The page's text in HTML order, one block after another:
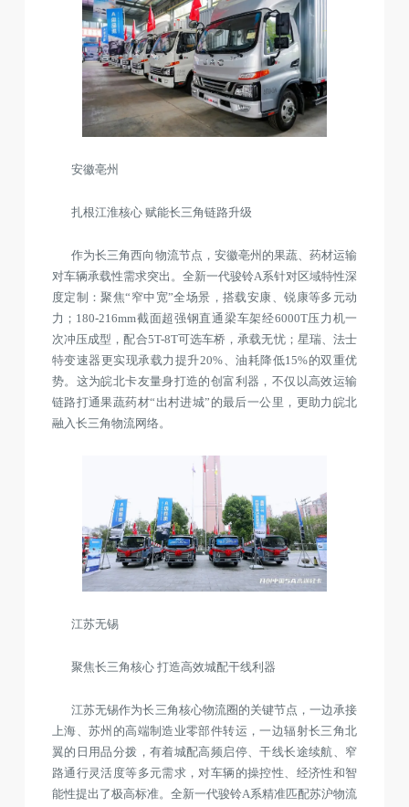
安徽亳州
扎根江淮核心 赋能长三角链路升级
作为长三角西向物流节点，安徽亳州的果蔬、药材运输
对车辆承载性需求突出。全新一代骏铃A系针对区域特性深
度定制：聚焦“窄中宽”全场景，搭载安康、锐康等多元动
力；180-216mm截面超强钢直通梁车架经6000T压力机一
次冲压成型，配合5T-8T可选车桥，承载无忧；星瑞、法士
特变速器更实现承载力提升20%、油耗降低15%的双重优
势。这为皖北卡友量身打造的创富利器，不仅以高效运输
链路打通果蔬药材“出村进城”的最后一公里，更助力皖北
融入长三角物流网络。
江苏无锡
聚焦长三角核心 打造高效城配干线利器
江苏无锡作为长三角核心物流圈的关键节点，一边承接
上海、苏州的高端制造业零部件转运，一边辐射长三角北
翼的日用品分拨，有着城配高频启停、干线长途续航、窄
路通行灵活度等多元需求，对车辆的操控性、经济性和智
能性提出了极高标准。全新一代骏铃A系精准匹配苏沪物流